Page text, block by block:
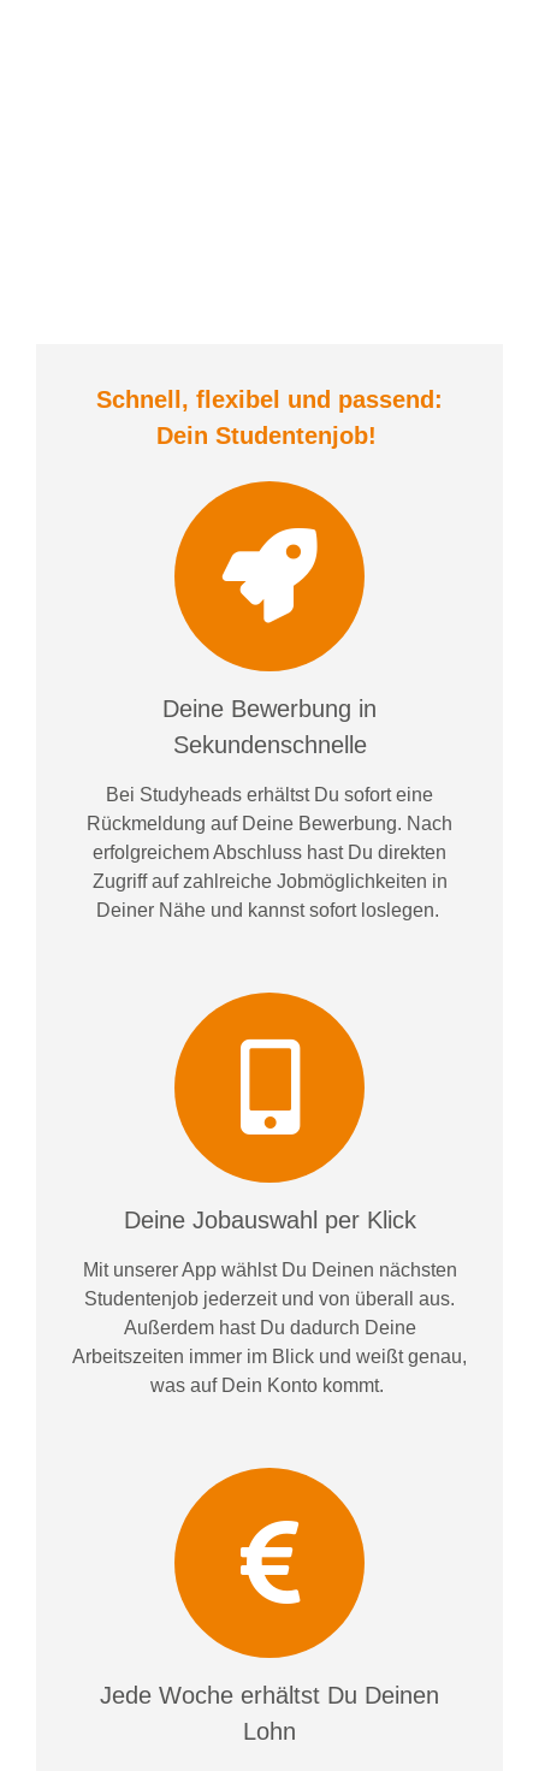
Schnell, flexibel und passend:
Dein Studentenjob!
Deine Bewerbung in
Sekundenschnelle
Bei Studyheads erhältst Du sofort eine
Rückmeldung auf Deine Bewerbung. Nach
erfolgreichem Abschluss hast Du direkten
Zugriff auf zahlreiche Jobmöglichkeiten in
Deiner Nähe und kannst sofort loslegen.
Deine Jobauswahl per Klick
Mit unserer App wählst Du Deinen nächsten
Studentenjob jederzeit und von überall aus.
Außerdem hast Du dadurch Deine
Arbeitszeiten immer im Blick und weißtgenau,
was auf Dein Konto kommt.
Jede Woche erhältst Du Deinen
Lohn